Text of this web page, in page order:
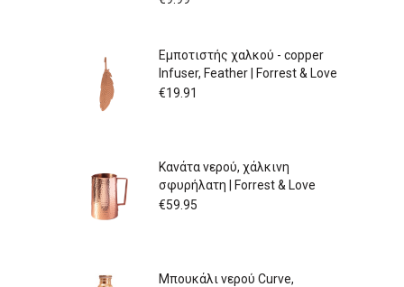
Εμποτιστής χαλκού - copper
Infuser, Feather | Forrest & Love
€19.91
Κανάτα νερού, χάλκινη
σφυρήλατη | Forrest & Love
€59.95
Μπουκάλι νερού Curve,